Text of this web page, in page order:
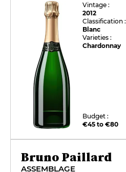
Vintage :
2012
Classification :
Blanc
Varieties :
Chardonnay
Budget :
€45 to €80
Bruno Paillard
ASSEMBLAGE